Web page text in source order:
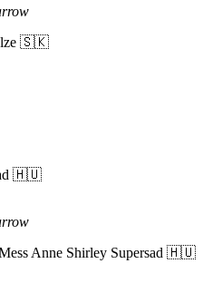
🇸🇰
🇭🇺
Anne Shirley Supersad 🇭🇺